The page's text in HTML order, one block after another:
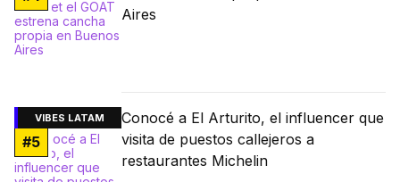
Aires
VIBES LATAM
#5
Conocé a El Arturito, el influencer que
visita de puestos callejeros a
restaurantes Michelin